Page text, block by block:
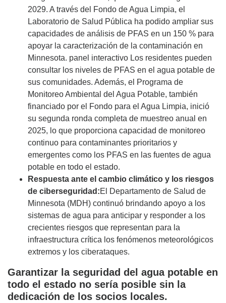
2029. A través del Fondo de Agua Limpia, el
Laboratorio de Salud Pública ha podido ampliar sus
capacidades de análisis de PFAS en un 150 % para
apoyar la caracterización de la contaminación en
Minnesota. panel interactivo Los residentes pueden
consultar los niveles de PFAS en el agua potable de
sus comunidades. Además, el Programa de
Monitoreo Ambiental del Agua Potable, también
financiado por el Fondo para el Agua Limpia, inició
su segunda ronda completa de muestreo anual en
2025, lo que proporciona capacidad de monitoreo
continuo para contaminantes prioritarios y
emergentes como los PFAS en las fuentes de agua
potable en todo el estado.
Respuesta ante el cambio climático y los riesgos
de ciberseguridad:El Departamento de Salud de
Minnesota (MDH) continuó brindando apoyo a los
sistemas de agua para anticipar y responder a los
crecientes riesgos que representan para la
infraestructura crítica los fenómenos meteorológicos
extremos y los ciberataques.
Garantizar la seguridad del agua potable en
todo el estado no sería posible sin la
dedicación de los socios locales.